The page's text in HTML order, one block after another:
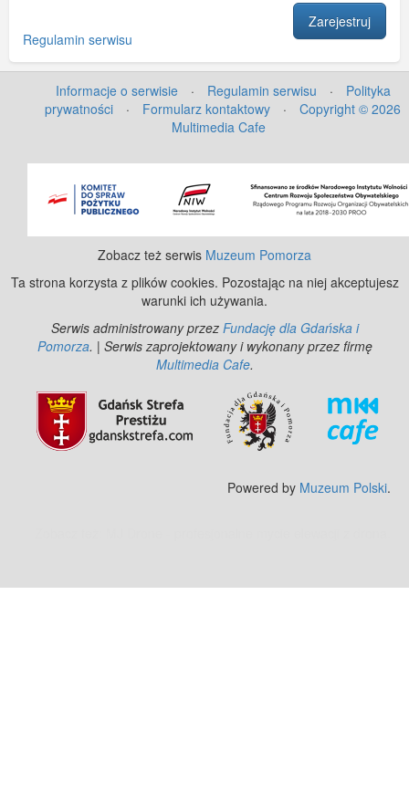
Regulamin serwisu
Informacje o serwisie · Regulamin serwisu ·
Polityka
prywatności
· Formularz kontaktowy ·
Copyright © 2026
Multimedia Cafe
Zobacz też serwis Muzeum Pomorza
Ta strona korzysta z plików cookies. Pozostając na niej akceptujesz
warunki ich używania.
Serwis administrowany przez Fundację dla Gdańska i
Pomorza. | Serwis zaprojektowany i wykonany przez firmę
Multimedia Cafe.
Powered by Muzeum Polski.